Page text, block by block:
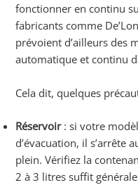
fonctionner en continu
fabricants comme
prévoient d’ailleurs des
automatique et continu
Cela dit, quelques
Réservoir: si votre
d’évacuation, il s’arrête
plein. Vérifiez la
2 à 3 litres suffit